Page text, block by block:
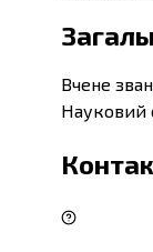
Вчене
Науковий